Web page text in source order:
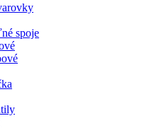
spoje